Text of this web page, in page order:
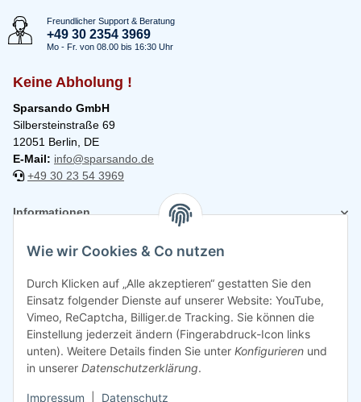
Freundlicher Support & Beratung
+49 30 2354 3969
Mo - Fr. von 08.00 bis 16:30 Uhr
Keine Abholung !
Sparsando GmbH
Silbersteinstraße 69
12051 Berlin, DE
E-Mail: info@sparsando.de
+49 30 23 54 3969
Informationen
Rechtliches
Wie wir Cookies & Co nutzen
Durch Klicken auf „Alle akzeptieren“ gestatten Sie den
Einsatz folgender Dienste auf unserer Website: YouTube,
Vimeo, ReCaptcha, Billiger.de Tracking. Sie können die
Einstellung jederzeit ändern (Fingerabdruck-Icon links
unten). Weitere Details finden Sie unter Konfigurieren und
in unserer Datenschutzerklärung.
Impressum Datenschutz